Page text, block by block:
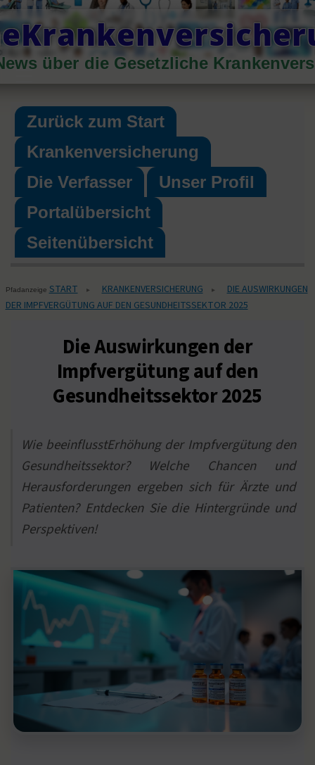
Skip
to
contentüber die Gesetzliche
Primary
Menu
Zurück zum Start
Krankenversicherung
Die Verfasser
Unser Profil
Portalübersicht
Seitenübersicht
Pfadanzeige START ▸ KRANKENVERSICHERUNG ▸
DIE AUSWIRKUNGEN
DER IMPFVERGÜTUNG AUF DEN GESUNDHEITSSEKTOR 2025
Die Auswirkungen der
Impfvergütung auf den
Gesundheitssektor 2025
Wie beeinflusstErhöhung der Impfvergütung den
Gesundheitssektor? Welche Chancen und
Herausforderungen ergeben sich für Ärzte und
Patienten? Entdecken Sie die Hintergründe und
Perspektiven!